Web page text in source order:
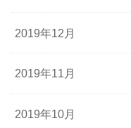
2019年12月
2019年11月
2019年10月